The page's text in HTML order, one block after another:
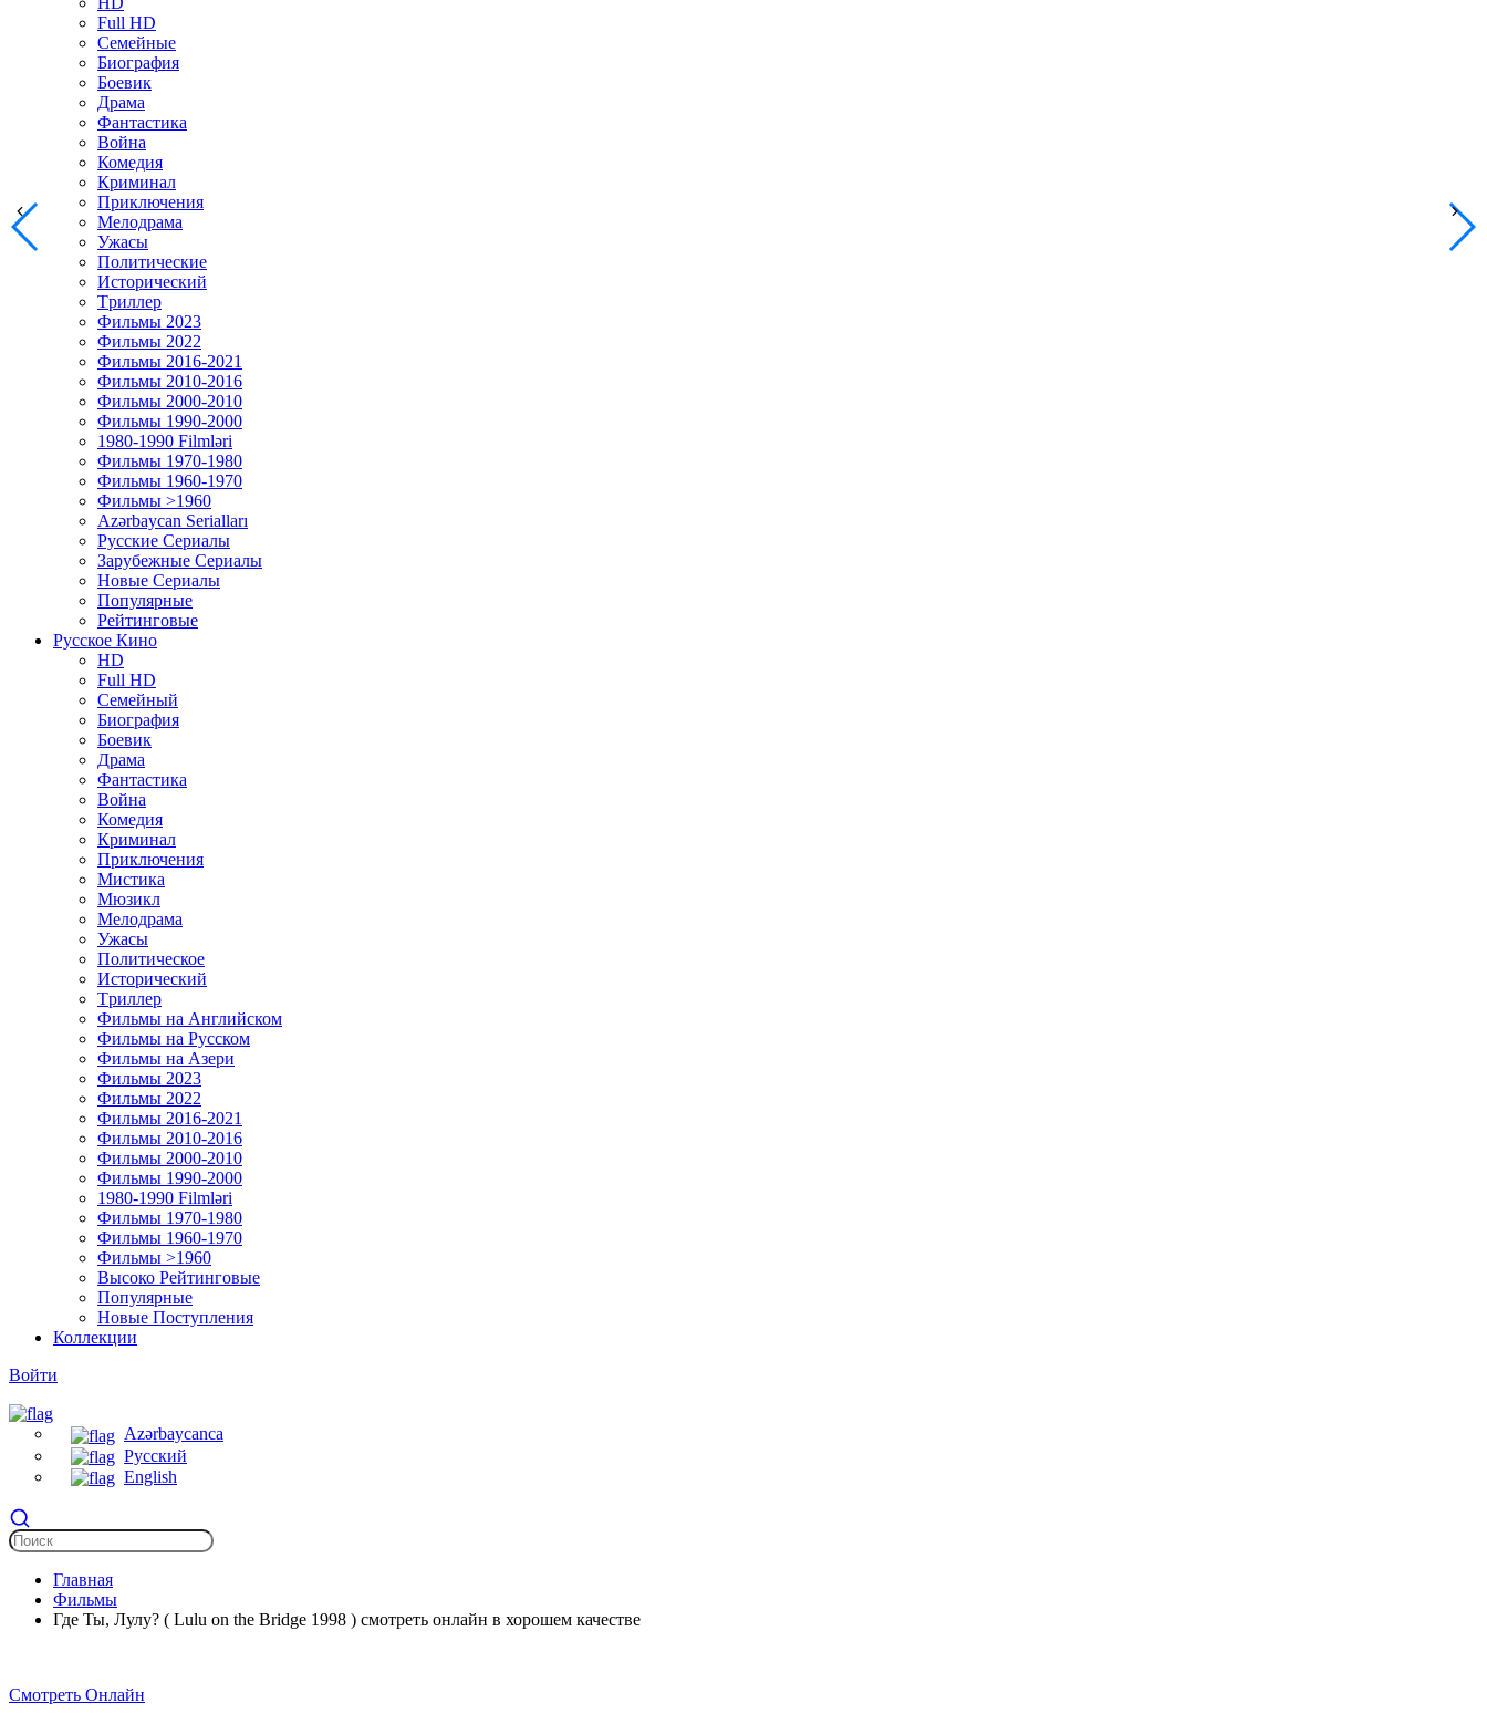
Full HD
Семейные
Биография
Боевик
Драма
Фантастика
Война
Комедия
Криминал
Приключения
Мелодрама
Ужасы
Политические
Исторический
Tриллер
Фильмы 2023
Фильмы 2022
Фильмы 2016-2021
Фильмы 2010-2016
Фильмы 2000-2010
Фильмы 1990-2000
1980-1990 Filmləri
Фильмы 1970-1980
Фильмы 1960-1970
Фильмы >1960
Azərbaycan Serialları
Русские Сериалы
Зарубежные Сериалы
Новые Сериалы
Популярные
Рейтинговые
Русское Кино
HD
Full HD
Семейный
Биография
Боевик
Драма
Фантастика
Война
Комедия
Криминал
Приключения
Мистика
Мюзикл
Мелодрама
Ужасы
Политическое
Исторический
Tриллер
Фильмы на Английском
Фильмы на Русском
Фильмы на Азери
Фильмы 2023
Фильмы 2022
Фильмы 2016-2021
Фильмы 2010-2016
Фильмы 2000-2010
Фильмы 1990-2000
1980-1990 Filmləri
Фильмы 1970-1980
Фильмы 1960-1970
Фильмы >1960
Высоко Рейтинговые
Популярные
Новые Поступления
Коллекции
Войти
Azərbaycanca
Русский
English
Главная
Фильмы
Где Ты, Лулу? ( Lulu on the Bridge 1998 ) смотреть онлайн в хорошем качестве
Смотреть Онлайн